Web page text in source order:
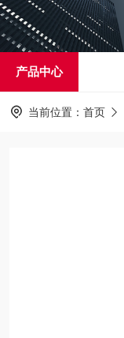
产品中心
当前位置： 首页